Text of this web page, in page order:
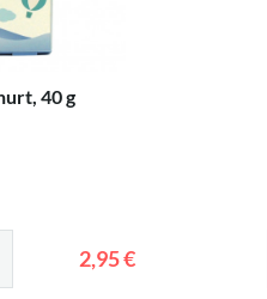
40 g
2,95 €